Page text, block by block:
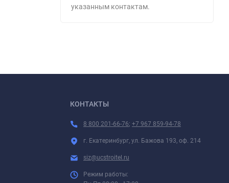
указанным контактам.
КОНТАКТЫ
8 800 201-66-76; +7 967 859-94-78
г. Екатеринбург, ул. Бажова 193, оф. 214
siz@ucstroitel.ru
Режим работы: